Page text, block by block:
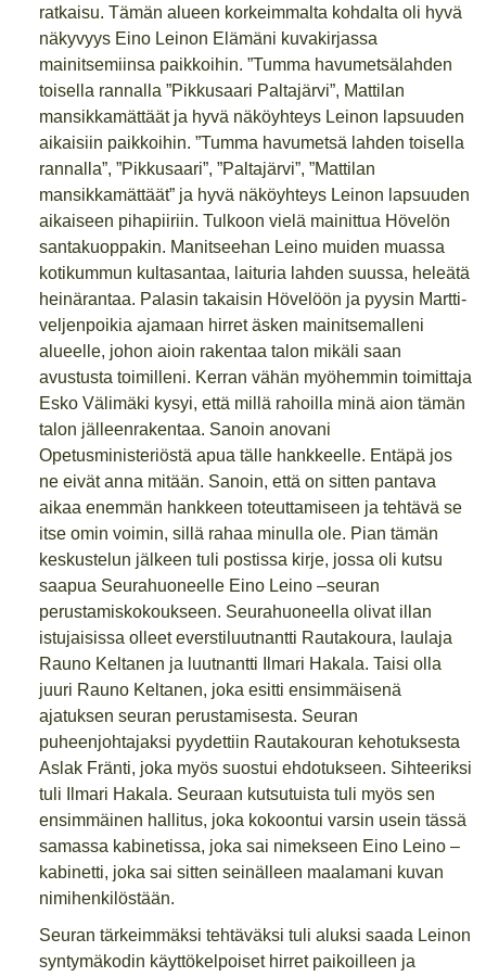
ratkaisu. Tämän alueen korkeimmalta kohdalta oli hyvä
näkyvyys Eino Leinon Elämäni kuvakirjassa
mainitsemiinsa paikkoihin. ”Tumma havumetsälahden
toisella rannalla ”Pikkusaari Paltajärvi”, Mattilan
mansikkamättäät ja hyvä näköyhteys Leinon lapsuuden
aikaisiin paikkoihin. ”Tumma havumetsä lahden toisella
rannalla”, ”Pikkusaari”, ”Paltajärvi”, ”Mattilan
mansikkamättäät” ja hyvä näköyhteys Leinon lapsuuden
aikaiseen pihapiiriin. Tulkoon vielä mainittua Hövelön
santakuoppakin. Manitseehan Leino muiden muassa
kotikummun kultasantaa, laituria lahden suussa, heleätä
heinärantaa. Palasin takaisin Hövelöön ja pyysin Martti-
veljenpoikia ajamaan hirret äsken mainitsemalleni
alueelle, johon aioin rakentaa talon mikäli saan
avustusta toimilleni. Kerran vähän myöhemmin toimittaja
Esko Välimäki kysyi, että millä rahoilla minä aion tämän
talon jälleenrakentaa. Sanoin anovani
Opetusministeriöstä apua tälle hankkeelle. Entäpä jos
ne eivät anna mitään. Sanoin, että on sitten pantava
aikaa enemmän hankkeen toteuttamiseen ja tehtävä se
itse omin voimin, sillä rahaa minulla ole. Pian tämän
keskustelun jälkeen tuli postissa kirje, jossa oli kutsu
saapua Seurahuoneelle Eino Leino –seuran
perustamiskokoukseen. Seurahuoneella olivat illan
istujaisissa olleet everstiluutnantti Rautakoura, laulaja
Rauno Keltanen ja luutnantti Ilmari Hakala. Taisi olla
juuri Rauno Keltanen, joka esitti ensimmäisenä
ajatuksen seuran perustamisesta. Seuran
puheenjohtajaksi pyydettiin Rautakouran kehotuksesta
Aslak Fränti, joka myös suostui ehdotukseen. Sihteeriksi
tuli Ilmari Hakala. Seuraan kutsutuista tuli myös sen
ensimmäinen hallitus, joka kokoontui varsin usein tässä
samassa kabinetissa, joka sai nimekseen Eino Leino –
kabinetti, joka sai sitten seinälleen maalamani kuvan
nimihenkilöstään.
Seuran tärkeimmäksi tehtäväksi tuli aluksi saada Leinon
syntymäkodin käyttökelpoiset hirret paikoilleen ja